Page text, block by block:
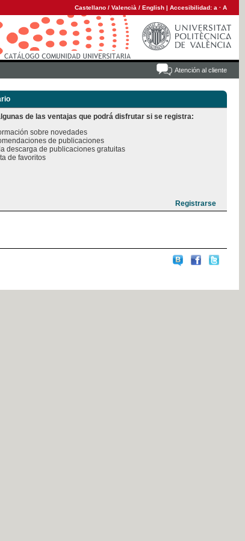
Castellano / Valencià / English | Accesibilidad: a · A
Atención al cliente
de las ventajas que podrá disfrutar si se registra:
sobre novedades
de publicaciones
descarga de publicaciones gratuitas